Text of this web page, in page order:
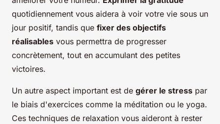
quotidiennement vous aidera à voir votre vie sous un
jour positif, tandis que fixer des objectifs
réalisables vous permettra de progresser
concrètement, tout en accumulant des petites
victoires.
Un autre aspect important est de gérer le stress par
le biais d'exercices comme la méditation ou le yoga.
Ces techniques de relaxation vous aideront à rester